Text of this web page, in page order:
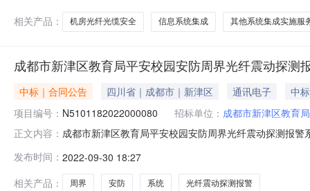
相关产品：
机房光纤光缆安全 信息系统集成 其他系统集成实施服
成都市新津区教育局平安校园安防周界光纤震动探测
中标｜合同公告 四川省｜成都市｜新津区 通讯电子
中
项目编号： N5101182022000080 招标单位： 成都市新津区教育局
正文内容： 成都市新津区教育局平安校园安防周界光纤震动探测报
省成都市新津区太康西路96号联系方式：13908235557
发布时间： 2022-09-30 18:27
相关产品：
周界 安防 系统 光纤震动探测报警